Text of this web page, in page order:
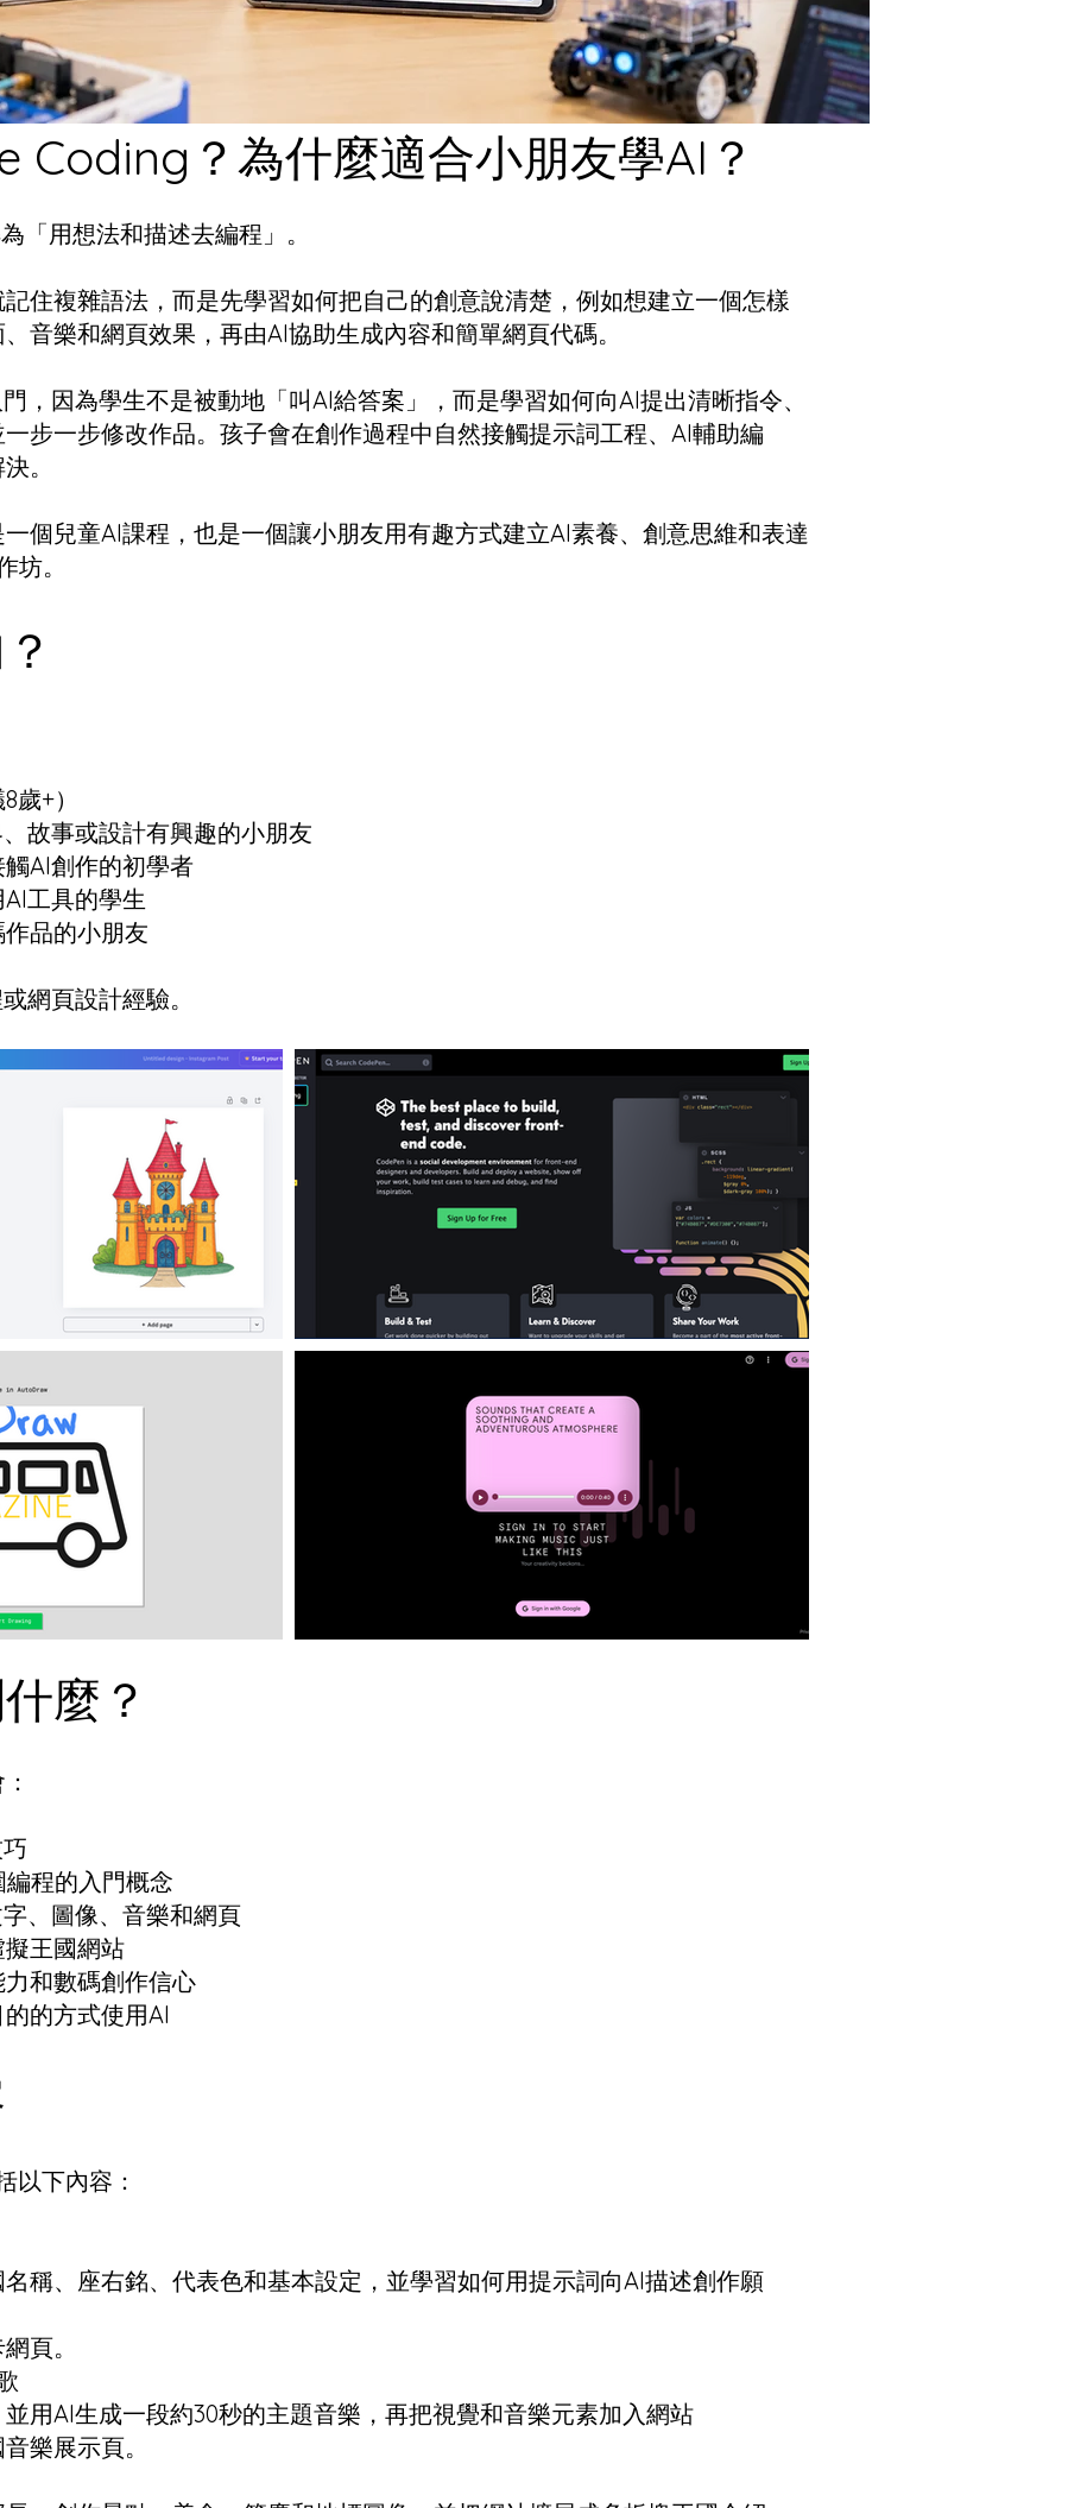
Coding？為什麼適合小朋友學AI？
「用想法和描述去編程」。
住複雜語法，而是先學習如何把自己的創意說清楚，例如想建立一個怎樣
音樂和網頁效果，再由AI協助生成內容和簡單網頁代碼。
，因為學生不是被動地「叫AI給答案」，而是學習如何向AI提出清晰指令、
步一步修改作品。孩子會在創作過程中自然接觸提示詞工程、AI輔助編
。
個兒童AI課程，也是一個讓小朋友用有趣方式建立AI素養、創意思維和表達
坊。
+）
故事或設計有興趣的小朋友
AI創作的初學者
工具的學生
品的小朋友
網頁設計經驗。
麼？
程的入門概念
、圖像、音樂和網頁
王國網站
和數碼創作信心
的方式使用AI
以下內容：
稱、座右銘、代表色和基本設定，並學習如何用提示詞向AI描述創作願
頁。
用AI生成一段約30秒的主題音樂，再把視覺和音樂元素加入網站
樂展示頁。